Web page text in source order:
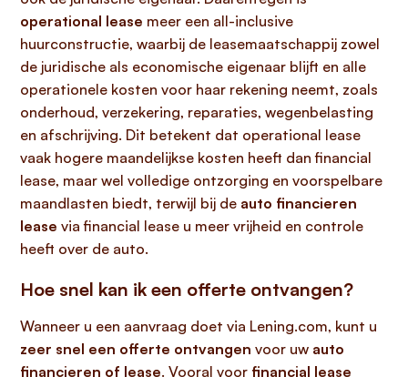
operational lease meer een all-inclusive
huurconstructie, waarbij de leasemaatschappij zowel
de juridische als economische eigenaar blijft en alle
operationele kosten voor haar rekening neemt, zoals
onderhoud, verzekering, reparaties, wegenbelasting
en afschrijving. Dit betekent dat operational lease
vaak hogere maandelijkse kosten heeft dan financial
lease, maar wel volledige ontzorging en voorspelbare
maandlasten biedt, terwijl bij de auto financieren
lease via financial lease u meer vrijheid en controle
heeft over de auto.
Hoe snel kan ik een offerte ontvangen?
Wanneer u een aanvraag doet via Lening.com, kunt u
zeer snel een offerte ontvangen voor uw auto
financieren of lease. Vooral voor financial lease